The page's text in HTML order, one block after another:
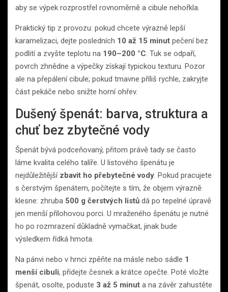
aby se výpek rozprostřel rovnoměrně a cibule nehořkla.
Praktický tip z provozu: pokud chcete výrazně lepší
karamelizaci, dejte posledních 10 až 15 minut pečení bez
podlití a zvyšte teplotu na 190–200 °C . Tuk se odpaří,
povrch zhnědne a výpečky získají typickou texturu. Pozor
ale na přepálení cibule; pokud tmavne příliš rychle, zakryjte
část pekáče nebo snižte horní ohřev.
Dušený špenát: barva, struktura a
chuť bez zbytečné vody
Špenát bývá podceňovaný, přitom právě tady se často
láme kvalita celého talíře. U listového špenátu je
nejdůležitější zbavit ho přebytečné vody . Pokud pracujete
s čerstvým špenátem, počítejte s tím, že objem výrazně
klesne: zhruba 500 g čerstvých listů dá po tepelné úpravě
jen menší přílohovou porci. U mraženého špenátu je nutné
ho po rozmrazení důkladně vymačkat, jinak bude
výsledkem řídká hmota.
Na pánvi nebo v hrnci zpěňte na másle nebo sádle 1
menší cibuli, přidejte česnek a krátce opečte. Poté vložte
špenát, osolte, poduste 3 až 5 minut a na závěr zahustěte